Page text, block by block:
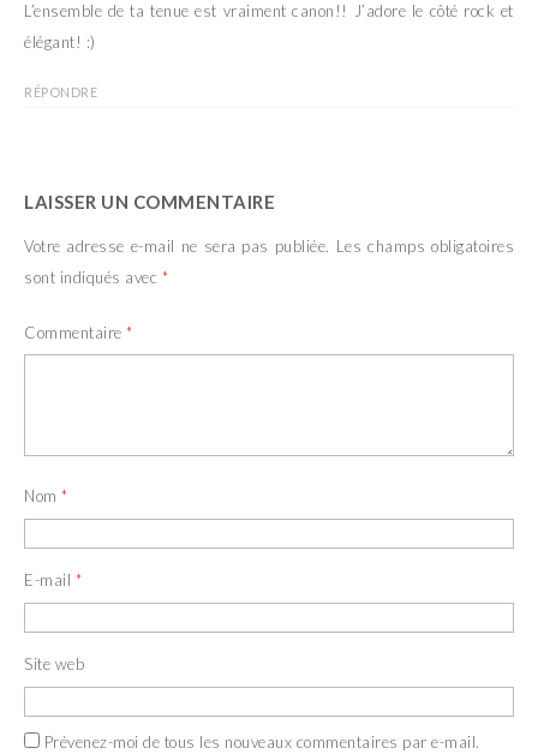
L’ensemble de ta tenue est vraiment canon!! J’adore le côté rock et
élégant! :)
RÉPONDRE
LAISSER UN COMMENTAIRE
Votre adresse e-mail ne sera pas publiée. Les champs obligatoires
sont indiqués avec *
Commentaire *
Nom *
E-mail *
Site web
Prévenez-moi de tous les nouveaux commentaires par e-mail.